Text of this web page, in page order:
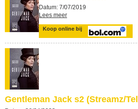
Datum: 7/07/2019
Lees meer
Koop online bij
Gentleman Jack s2 (Streamz/